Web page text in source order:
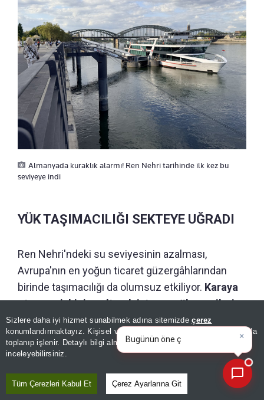
Sizlere daha iyi hizmet sunabilmek adına sitemizdeçerez
konumlandırmaktayız. Kişisel verileriniz, KVKK ve GDPR kapsamında
toplanıp işlenir. Detaylı bilgi almak içinAydınlatma Metnimizi
inceleyebilirsiniz.
Tüm Çerezleri Kabul Et Çerez Ayarlarına Git
Almanyada kuraklık alarmı! Ren Nehri tarihinde ilk kez bu
seviyeye indi
YÜK TAŞIMACILIĞI SEKTEYE UĞRADI
Ren Nehri'ndeki su seviyesinin azalması,
Avrupa'nın en yoğun ticaret güzergâhlarından
birinde taşımacılığı da olumsuz etkiliyor. Karaya
oturma riskini azaltmak isteyen yük gemileri,
normal kapasitelerinin yalnızca yüzde 25 ila
40'ı kadar yük taşıyabiliyor.
Bu durum aynı miktardaki yükün taşınabilmesi
için daha fazla sefer yapılmasını zorunlu kılıyor.
×
Bugünün öne çıkan manşetleri
ve gelişmeleri neler